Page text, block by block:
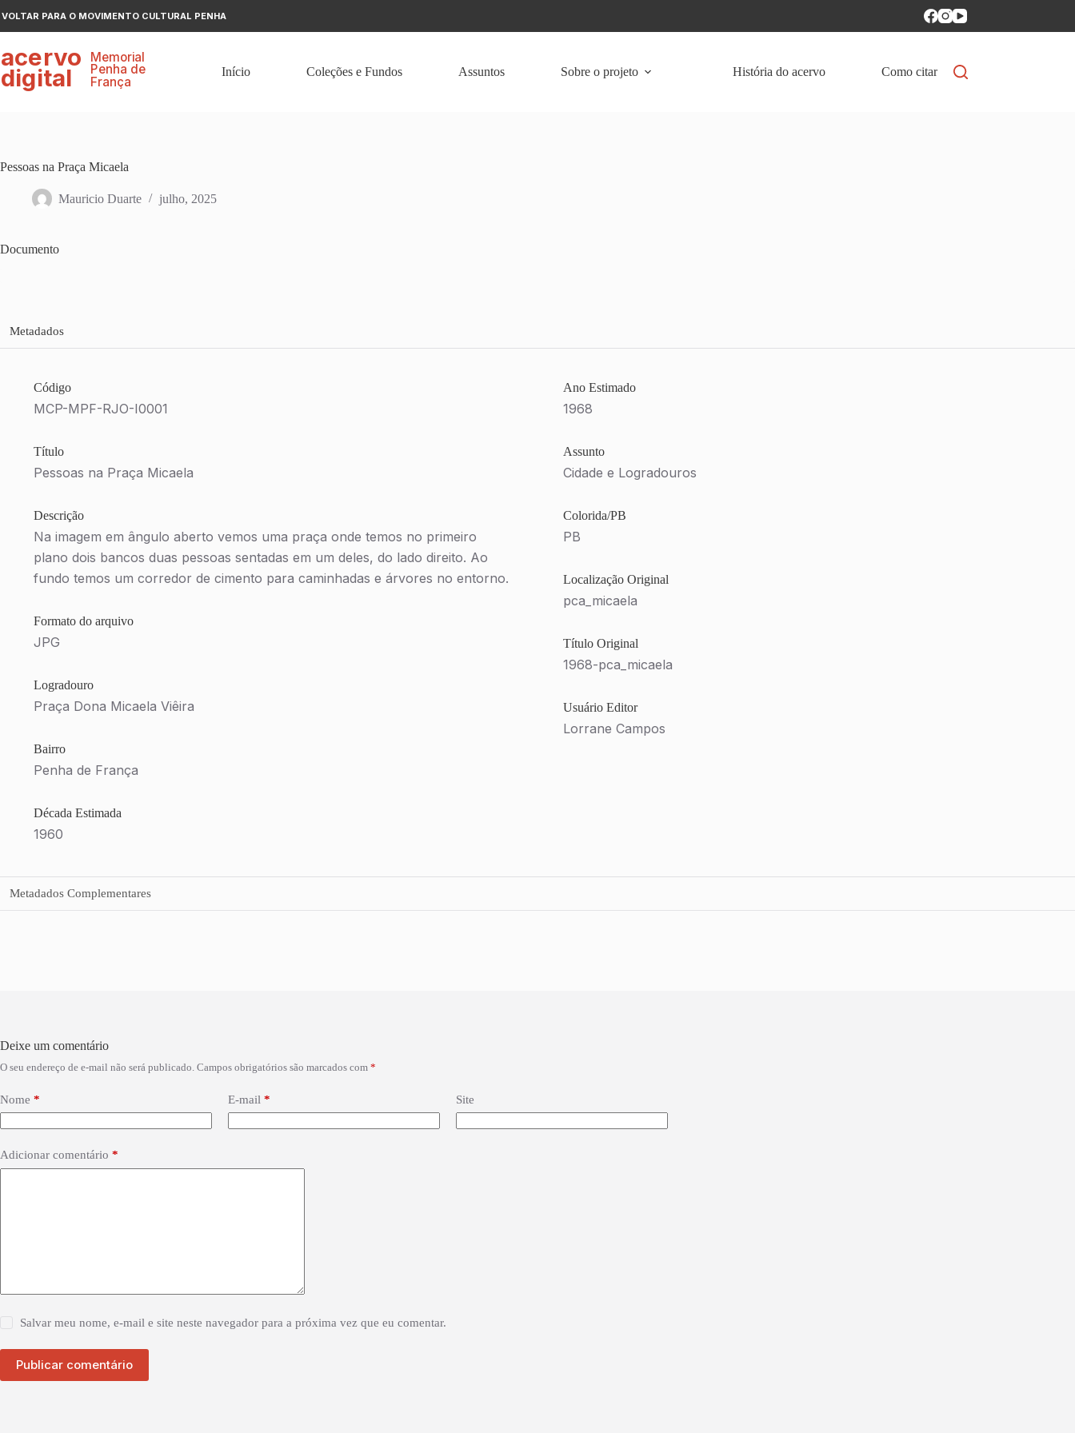
para
o
VOLTAR PARA O MOVIMENTO CULTURAL PENHA
Memorial
Penha de
França
acervo
digital Início Coleções e Fundos Assuntos Sobre o projeto História do acervo Como citar
Pessoas na Praça Micaela
Mauricio Duarte julho, 2025
Documento
Metadados
Código
MCP-MPF-RJO-I0001
Título
Pessoas na Praça Micaela
Descrição
Na imagem em ângulo aberto vemos uma praça onde temos no primeiro
plano dois bancos duas pessoas sentadas em um deles, do lado direito. Ao
fundo temos um corredor de cimento para caminhadas e árvores no entorno.
Formato do arquivo
JPG
Logradouro
Praça Dona Micaela Viêira
Bairro
Penha de França
Década Estimada
1960
Ano Estimado
1968
Assunto
Cidade e Logradouros
Colorida/PB
PB
Localização Original
pca_micaela
Título Original
1968-pca_micaela
Usuário Editor
Lorrane Campos
Metadados Complementares
Deixe um comentário
O seu endereço de e-mail não será publicado. Campos obrigatórios são marcados com *
Nome * E-mail * Site
Adicionar comentário *
Salvar meu nome, e-mail e site neste navegador para a próxima vez que eu comentar.
Publicar comentário